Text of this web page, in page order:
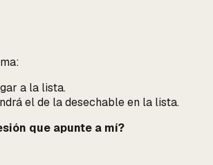
a la lista.
el de la desechableen la lista.
que apunte a mí?